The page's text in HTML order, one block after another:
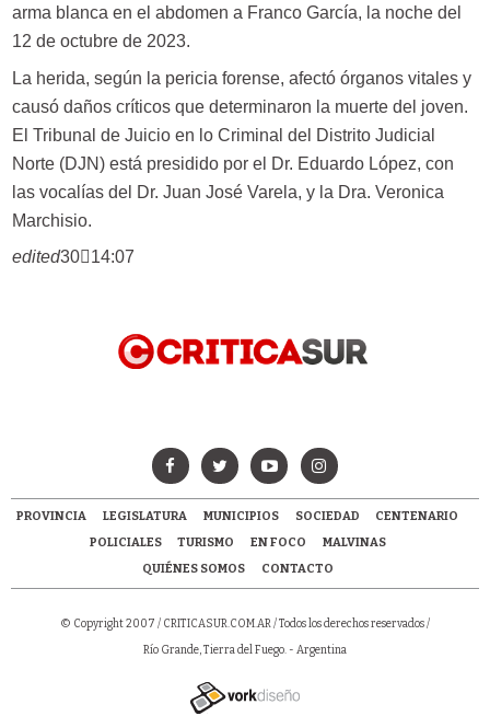
arma blanca en el abdomen a Franco García, la noche del
12 de octubre de 2023.
La herida, según la pericia forense, afectó órganos vitales y
causó daños críticos que determinaron la muerte del joven.
El Tribunal de Juicio en lo Criminal del Distrito Judicial
Norte (DJN) está presidido por el Dr. Eduardo López, con
las vocalías del Dr. Juan José Varela, y la Dra. Veronica
Marchisio.
edited3014:07
PROVINCIA LEGISLATURA MUNICIPIOS SOCIEDAD
CENTENARIO
POLICIALES
TURISMO EN FOCO
MALVINAS
QUIÉNES SOMOS
CONTACTO
© Copyright 2007 / CRITICASUR.COM.AR/ Todos los derechos reservados /
Río Grande, Tierra del Fuego. - Argentina